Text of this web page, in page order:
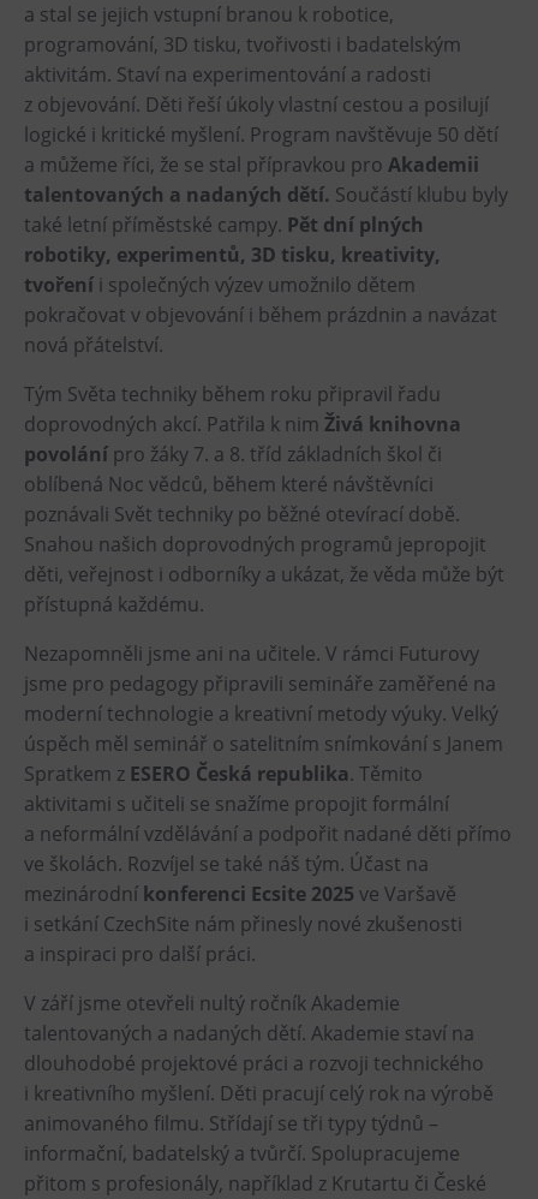
Dolní Vítkovice
Hornické muzeum
Občerstvení
Bolt Café
Kavárna Velký Svět techniky
L’Osteria
PECKA DOV
Restaurace VP ART
Bistropen
CØKAFE Dolní Vítkovice
FUTURE café
Catering
Ubytování
Hotel VP1
Vila Liběna
Další
Narozeninové oslavy
Letní tábory
Tematické dárkové poukazy
Pro školy
DOVýuky
Kroužky pro děti
Výjezdní akce
a stal se jejich vstupní branou k robotice,
programování, 3D tisku, tvořivosti i badatelským
aktivitám. Staví na experimentování a radosti
z objevování. Děti řeší úkoly vlastní cestou a posilují
logické i kritické myšlení. Program navštěvuje 50 dětí
a můžeme říci, že se stal přípravkou pro Akademii
talentovaných a nadaných dětí. Součástí klubu byly
také letní příměstské campy. Pět dní plných
robotiky, experimentů, 3D tisku, kreativity,
tvoření i společných výzev umožnilo dětem
pokračovat v objevování i během prázdnin a navázat
nová přátelství.
Tým Světa techniky během roku připravil řadu
doprovodných akcí. Patřila k nim Živá knihovna
povolání pro žáky 7. a 8. tříd základních škol či
oblíbená Noc vědců, během které návštěvníci
poznávali Svět techniky po běžné otevírací době.
Snahou našich doprovodných programů jepropojit
děti, veřejnost i odborníky a ukázat, že věda může být
přístupná každému.
Nezapomněli jsme ani na učitele. V rámci Futurovy
jsme pro pedagogy připravili semináře zaměřené na
moderní technologie a kreativní metody výuky. Velký
úspěch měl seminář o satelitním snímkování s Janem
Spratkem z ESERO Česká republika. Těmito
aktivitami s učiteli se snažíme propojit formální
a neformální vzdělávání a podpořit nadané děti přímo
ve školách. Rozvíjel se také náš tým. Účast na
mezinárodní konferenci Ecsite 2025 ve Varšavě
i setkání CzechSite nám přinesly nové zkušenosti
a inspiraci pro další práci.
V září jsme otevřeli nultý ročník Akademie
talentovaných a nadaných dětí. Akademie staví na
dlouhodobé projektové práci a rozvoji technického
i kreativního myšlení. Děti pracují celý rok na výrobě
animovaného filmu. Střídají se tři typy týdnů –
informační, badatelský a tvůrčí. Spolupracujeme
přitom s profesionály, například z Krutartu či České